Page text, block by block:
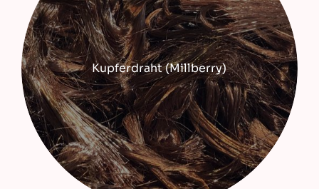
Kupferdraht (Millberry)